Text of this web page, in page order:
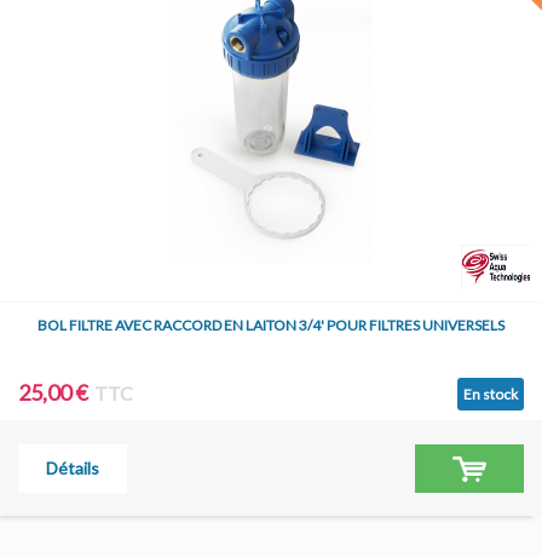
BOL FILTRE AVEC RACCORD EN LAITON 3/4' POUR FILTRES UNIVERSELS
25,00 € TTC En stock
Détails